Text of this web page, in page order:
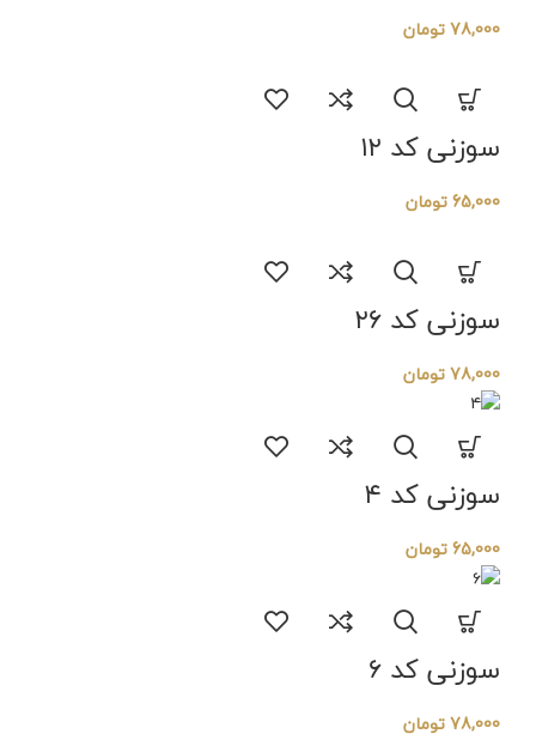
78,000تومان
سوزنی کد ۱۲
65,000تومان
سوزنی کد ۲۶
78,000تومان
سوزنی کد ۴
65,000تومان
سوزنی کد ۶
78,000تومان